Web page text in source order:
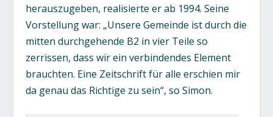
herauszugeben, realisierte er ab 1994. Seine
Vorstellung war: „Unsere Gemeinde ist durch die
mitten durchgehende B2 in vier Teile so
zerrissen, dass wir ein verbindendes Element
brauchten. Eine Zeitschrift für alle erschien mir
da genau das Richtige zu sein“, so Simon.